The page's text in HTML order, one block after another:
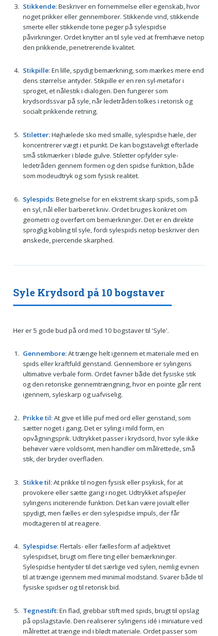
Stikkende: Beskriver en fornemmelse eller egenskab, hvor
noget prikker eller gennemborer. Stikkende vind, stikkende
smerte eller stikkende tone peger på sylespidse
påvirkninger. Ordet knytter an til syle ved at fremhæve netop
den prikkende, penetrerende kvalitet.
Stikpille: En lille, spydig bemærkning, som mærkes mere end
dens størrelse antyder. Stikpille er en ren syl-metafor i
sproget, et nålestik i dialogen. Den fungerer som
krydsordssvar på syle, når ledetråden tolkes i retorisk og
socialt prikkende retning.
Stiletter: Højhælede sko med smalle, sylespidse hæle, der
koncentrerer vægt i et punkt. De kan bogstaveligt efterlade
små stikmærker i bløde gulve. Stiletter opfylder syle-
ledetråden gennem formen og den spidse funktion, både
som modeudtryk og som fysisk realitet.
Sylespids: Betegnelse for en ekstremt skarp spids, som på
en syl, nål eller barberet kniv. Ordet bruges konkret om
geometri og overført om bemærkninger. Det er en direkte
sproglig kobling til syle, fordi sylespids netop beskriver den
ønskede, piercende skarphed.
Syle Krydsord på 10 bogstaver
Her er 5 gode bud på ord med 10 bogstaver til 'Syle'.
Gennembore: At trænge helt igennem et materiale med en
spids eller kraftfuld genstand. Gennembore er sylingens
ultimative verbale form. Ordet favner både det fysiske stik
og den retoriske gennemtrængning, hvor en pointe går rent
igennem, syleskarp og uafviselig.
Prikke til: At give et lille puf med ord eller genstand, som
sætter noget i gang. Det er syling i mild form, en
opvågningsprik. Udtrykket passer i krydsord, hvor syle ikke
behøver være voldsomt, men handler om målrettede, små
stik, der bryder overfladen.
Stikke til: At prikke til nogen fysisk eller psykisk, for at
provokere eller sætte gang i noget. Udtrykket afspejler
sylingens inciterende funktion. Det kan være jovialt eller
spydigt, men fælles er den sylespidse impuls, der får
modtageren til at reagere.
Sylespidse: Flertals- eller fællesform af adjektivet
sylespidset, brugt om flere ting eller bemærkninger.
Sylespidse hentyder til det særlige ved sylen, nemlig evnen
til at trænge igennem med minimal modstand. Svarer både til
fysiske spidser og til retorisk bid.
Tegnestift: En flad, grebbar stift med spids, brugt til opslag
på opslagstavle. Den realiserer sylingens idé i miniature ved
målrettet at trænge ind i blødt materiale. Ordet passer som